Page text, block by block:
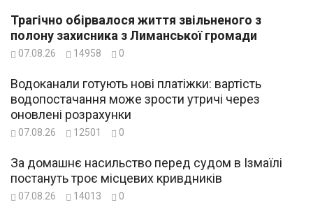
Трагічно обірвалося життя звільненого з
полону захисника з Лиманської громади
07.08.26 14958 0
Водоканали готують нові платіжки: вартість
водопостачання може зрости утричі через
оновлені розрахунки
07.08.26 12501 0
За домашнє насильство перед судом в Ізмаїлі
постануть троє місцевих кривдників
07.08.26 14013 0